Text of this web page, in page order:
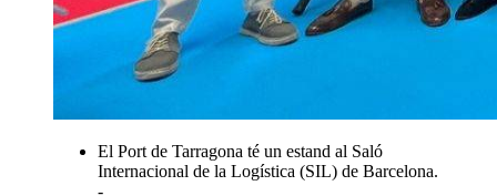
El Port de Tarragona té un estand al Saló
Internacional de la Logística (SIL) de Barcelona.
-